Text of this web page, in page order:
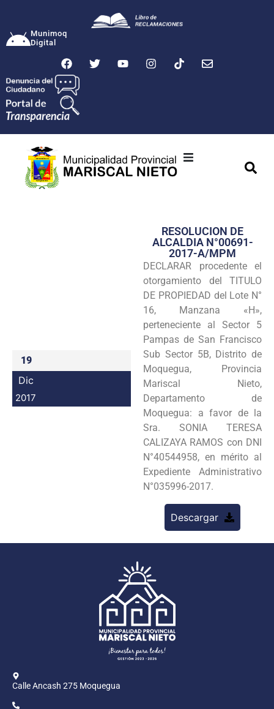
Munimoq
Digital
Transparencia
Seguridad
Programas
Intranet
19
Dic
2017
RESOLUCION DE
ALCALDIA N°00691-
2017-A/MPM
DECLARAR procedente el
otorgamiento del TITULO
DE PROPIEDAD del Lote N°
16, Manzana «H»,
perteneciente al Sector 5
Pampas de San Francisco
Sub Sector 5B, Distrito de
Moquegua, Provincia
Mariscal Nieto,
Departamento de
Moquegua: a favor de la
Sra. SONIA TERESA
CALIZAYA RAMOS con DNI
N°40544958, en mérito al
Expediente Administrativo
N°035996-2017.
Descargar
Calle Ancash 275 Moquegua